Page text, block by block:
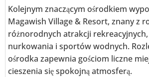
Kolejnym znaczącym ośrodkiem
Magawish Village & Resort, znany z
różnorodnych atrakcji
nurkowania i sportów wodnych.
ośrodka zapewnia gościom liczne
cieszenia się spokojną atmosferą.